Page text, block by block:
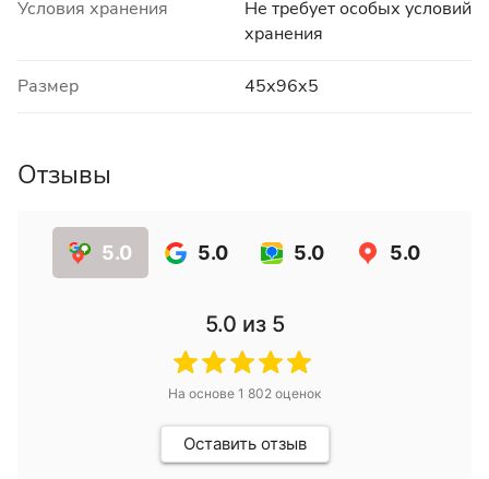
Условия хранения
Не требует особых условий
хранения
Размер 45х96х5
Отзывы
5.0 5.0 5.0 5.0
5.0 из 5
На основе 1 802 оценок
Оставить отзыв